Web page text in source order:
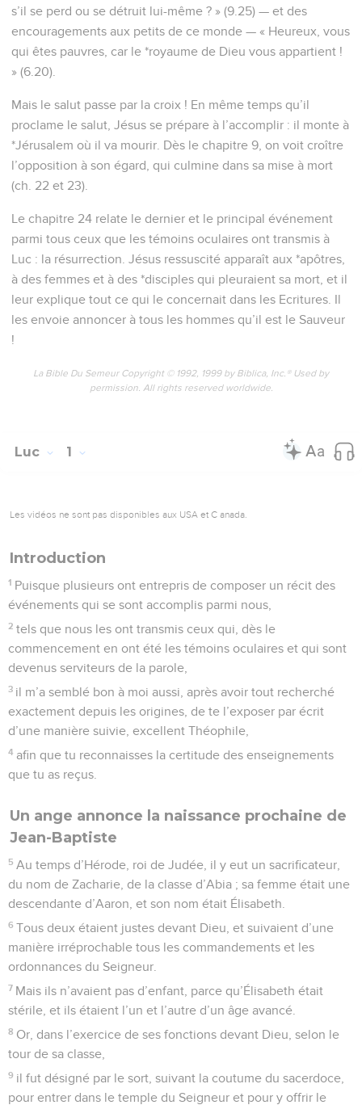
s’il se perd ou se détruit lui-même ? » (9.25) — et des
encouragements aux petits de ce monde — « Heureux, vous
qui êtes pauvres, car le *royaume de Dieu vous appartient !
» (6.20).
Mais le salut passe par la croix ! En même temps qu’il
proclame le salut, Jésus se prépare à l’accomplir : il monte à
*Jérusalem où il va mourir. Dès le chapitre 9, on voit croître
l’opposition à son égard, qui culmine dans sa mise à mort
(ch. 22 et 23).
Le chapitre 24 relate le dernier et le principal événement
parmi tous ceux que les témoins oculaires ont transmis à
Luc : la résurrection. Jésus ressuscité apparaît aux *apôtres,
à des femmes et à des *disciples qui pleuraient sa mort, et il
leur explique tout ce qui le concernait dans les Ecritures. Il
les envoie annoncer à tous les hommes qu’il est le Sauveur
!
La Bible Du Semeur Copyright © 1992, 1999 by Biblica, Inc.® Used by
permission. All rights reserved worldwide.
Luc 1
Les vidéos ne sont pas disponibles aux USA et C anada.
Introduction
1 Puisque plusieurs ont entrepris de composer un récit des
événements qui se sont accomplis parmi nous,
2 tels que nous les ont transmis ceux qui, dès le
commencement en ont été les témoins oculaires et qui sont
devenus serviteurs de la parole,
3 il m’a semblé bon à moi aussi, après avoir tout recherché
exactement depuis les origines, de te l’exposer par écrit
d’une manière suivie, excellent Théophile,
4 afin que tu reconnaisses la certitude des enseignements
que tu as reçus.
Un ange annonce la naissance prochaine de
Jean-Baptiste
5 Au temps d’Hérode, roi de Judée, il y eut un sacrificateur,
du nom de Zacharie, de la classe d’Abia ; sa femme était une
descendante d’Aaron, et son nom était Élisabeth.
6 Tous deux étaient justes devant Dieu, et suivaient d’une
manière irréprochable tous les commandements et les
ordonnances du Seigneur.
7 Mais ils n’avaient pas d’enfant, parce qu’Élisabeth était
stérile, et ils étaient l’un et l’autre d’un âge avancé.
8 Or, dans l’exercice de ses fonctions devant Dieu, selon le
tour de sa classe,
9 il fut désigné par le sort, suivant la coutume du sacerdoce,
pour entrer dans le temple du Seigneur et pour y offrir le